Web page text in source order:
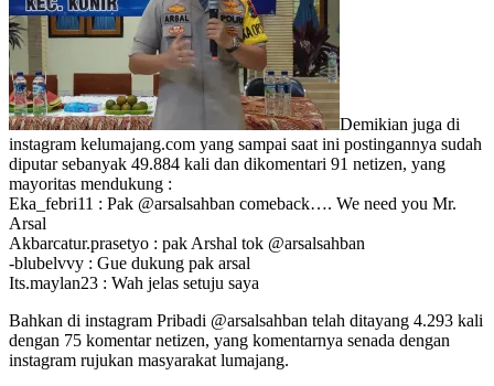
Demikian juga di
instagram kelumajang.com yang sampai saat ini postingannya sudah
diputar sebanyak 49.884 kali dan dikomentari 91 netizen, yang
mayoritas mendukung :
Eka_febri11 : Pak @arsalsahban comeback…. We need you Mr.
Arsal
Akbarcatur.prasetyo : pak Arshal tok @arsalsahban
-blubelvvy : Gue dukung pak arsal
Its.maylan23 : Wah jelas setuju saya
Bahkan di instagram Pribadi @arsalsahban telah ditayang 4.293 kali
dengan 75 komentar netizen, yang komentarnya senada dengan
instagram rujukan masyarakat lumajang.